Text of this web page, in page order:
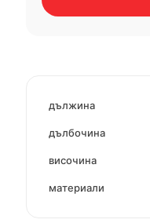
60
дължина
дълбочина
височина
материали